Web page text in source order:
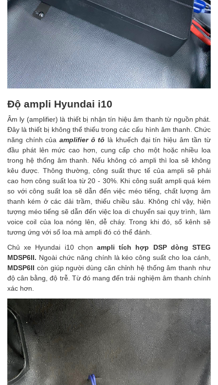
Độ ampli Hyundai i10
Âm ly (amplifier) là thiết bị nhận tín hiệu âm thanh từ nguồn phát.
Đây là thiết bị không thể thiếu trong các cấu hình âm thanh. Chức
năng chính củaamplifier ô tô là khuếch đại tín hiệu âm tần từ
đầu phát lên mức cao hơn, cung cấp cho một hoặc nhiều loa
trong hệ thống âm thanh. Nếu không có ampli thì loa sẽ không
kêu được. Thông thường, công suất thực tế của ampli sẽ phải
cao hơn công suất loa từ 20 - 30%. Khi công suất ampli quá kém
so với công suất loa sẽ dẫn đến việc méo tiếng, chất lượng âm
thanh kém ở các dải trầm, thiếu chiều sâu. Không chỉ vậy, hiện
tượng méo tiếng sẽ dẫn đến việc loa di chuyển sai quy trình, làm
voice coil của loa nóng lên, dễ cháy. Trong khi đó, số kênh sẽ
tương ứng với số loa mà ampli đó có thể đánh.
Chủ xe Hyundai i10 chọn ampli tích hợp DSP dòng STEG
MDSP6II. Ngoài chức năng chính là kéo công suất cho loa cánh,
MDSP6II còn giúp người dùng căn chỉnh hệ thống âm thanh như
độ cân bằng, độ trễ. Từ đó mang đến trải nghiệm âm thanh chính
xác hơn.